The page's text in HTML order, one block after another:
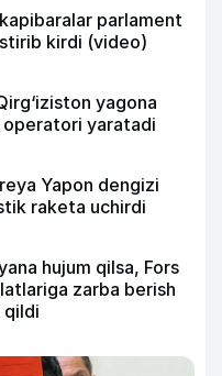
parlament
kirdi (video)
yagona
operatori yaratadi
Yapon dengizi
raketa uchirdi
hujum qilsa, Fors
zarba berish
qildi